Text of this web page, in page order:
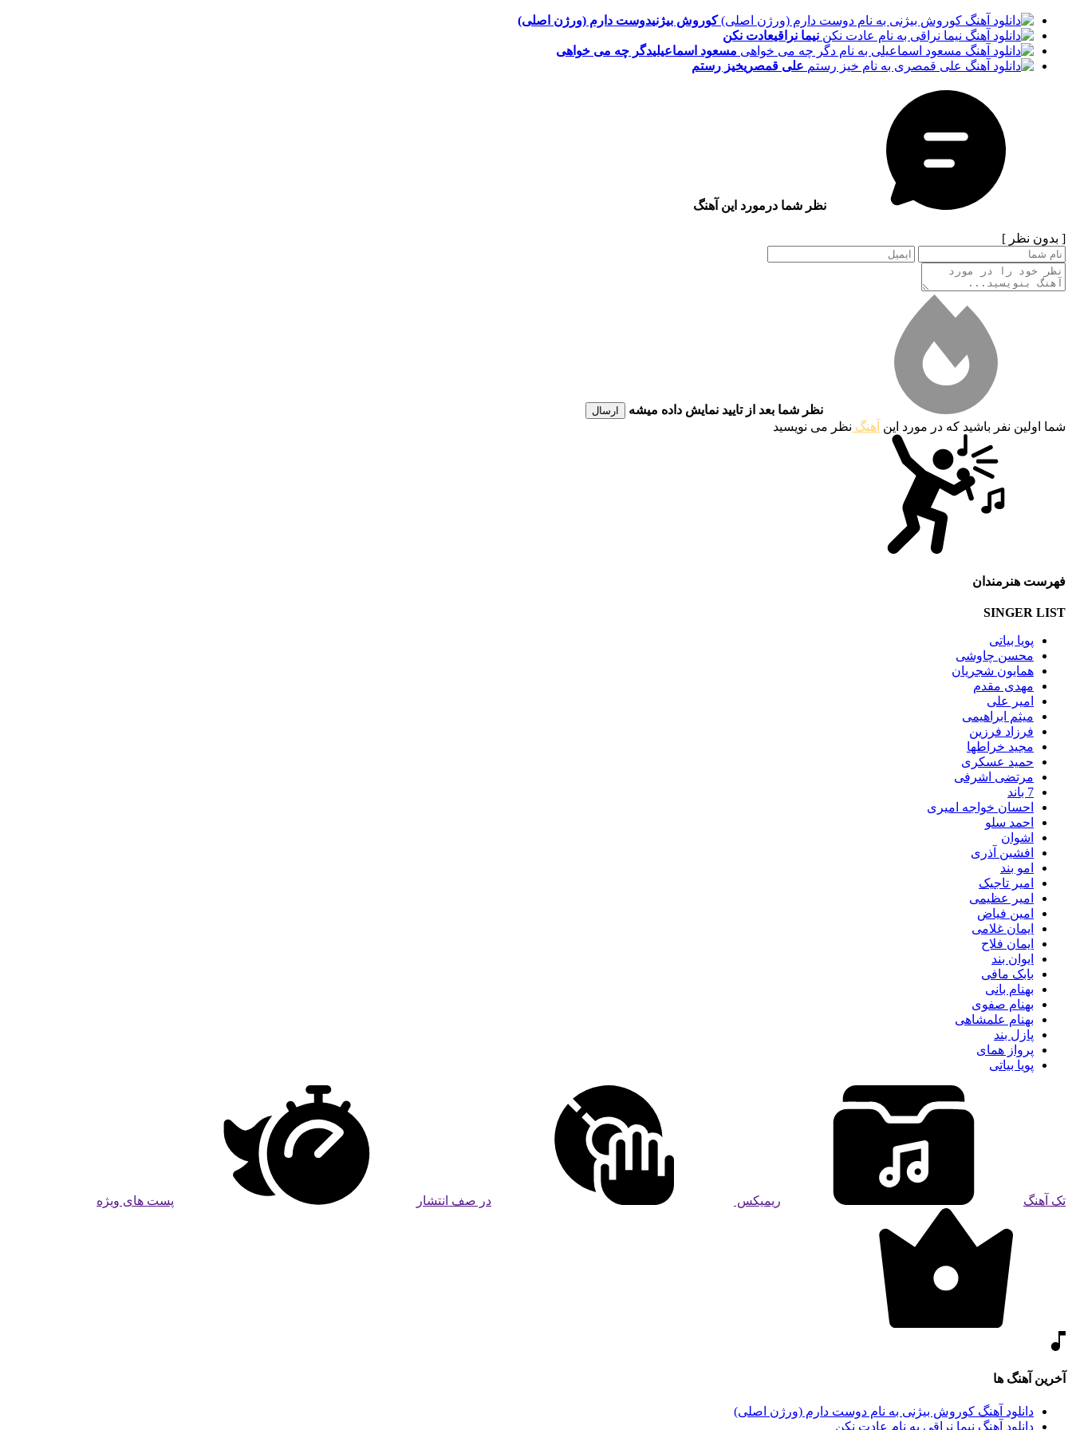
کوروش بیژنیدوست دارم (ورژن اصلی)
نیما نراقیعادت نکن
مسعود اسماعیلیدگر چه می خواهی
علی قمصریخیز رستم
نظر شما درمورد این آهنگ
[ بدون نظر ]
نظر شما بعد از تایید نمایش داده میشه ارسال
شما اولین نفر باشید که در مورد این آهنگ نظر می نویسید
فهرست هنرمندان
SINGER LIST
پویا بیاتی
محسن چاوشی
همایون شجریان
مهدی مقدم
امیر علی
میثم ابراهیمی
فرزاد فرزین
مجید خراطها
حمید عسکری
مرتضی اشرفی
7 باند
احسان خواجه امیری
احمد سلو
اشوان
افشین آذری
امو بند
امیر تاجیک
امیر عظیمی
امین فیاض
ایمان غلامی
ایمان فلاح
ایوان بند
بابک مافی
بهنام بانی
بهنام صفوی
بهنام علمشاهی
پازل بند
پرواز همای
پویا بیاتی
تک آهنگ ریمیکس در صف انتشار پست های ویژه
آخرین آهنگ ها
دانلود آهنگ کوروش بیژنی به نام دوست دارم (ورژن اصلی)
دانلود آهنگ نیما نراقی به نام عادت نکن